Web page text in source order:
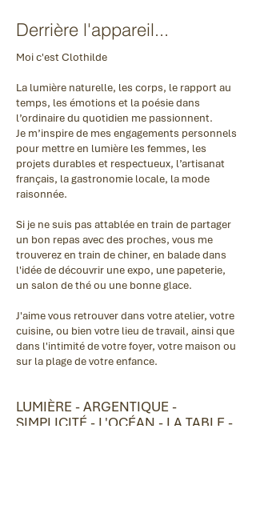
Derrière l'appareil...
Moi c'est Clothilde
La lumière naturelle, les corps, le rapport au
temps, les émotions et la poésie dans
l’ordinaire du quotidien me passionnent.
Je m’inspire de mes engagements personnels
pour mettre en lumière les femmes, les
projets durables et respectueux, l’artisanat
français, la gastronomie locale, la mode
raisonnée.
Si je ne suis pas attablée en train de partager
un bon repas avec des proches, vous me
trouverez en train de chiner, en balade dans
l'idée de découvrir une expo, une papeterie,
un salon de thé ou une bonne glace.
J'aime vous retrouver dans votre atelier, votre
cuisine, ou bien votre lieu de travail, ainsi que
dans l'intimité de votre foyer, votre maison ou
sur la plage de votre enfance.
LUMIÈRE - ARGENTIQUE -
SIMPLICITÉ - L'OCÉAN - LA TABLE -